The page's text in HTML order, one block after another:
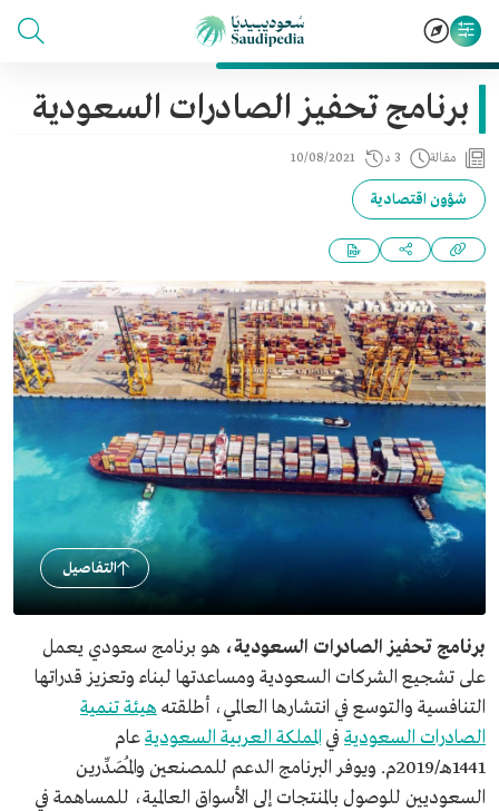
برنامج تحفيز الصادرات السعودية
مقالة 3 د 10/08/2021
شؤون اقتصادية
التفاصيل
برنامج تحفيز الصادرات السعودية، هو برنامج سعودي يعمل
على تشجيع الشركات السعودية ومساعدتها لبناء وتعزيز قدراتها
التنافسية والتوسع في انتشارها العالمي، أطلقته هيئة تنمية
الصادرات السعودية في المملكة العربية السعوديةعام
1441هـ/2019م. ويوفر البرنامج الدعم للمصنعين والمُصَدِّرين
السعوديين للوصول بالمنتجات إلى الأسواق العالمية، للمساهمة في